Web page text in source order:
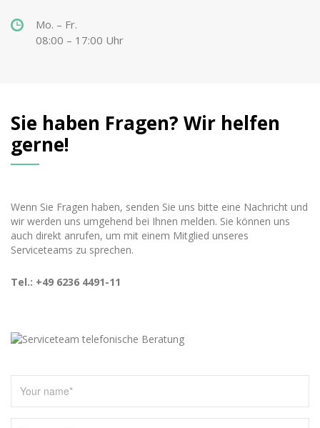
Mo. – Fr.
08:00 – 17:00 Uhr
Sie haben Fragen? Wir helfen
gerne!
Wenn Sie Fragen haben, senden Sie uns bitte eine Nachricht und
wir werden uns umgehend bei Ihnen melden. Sie können uns
auch direkt anrufen, um mit einem Mitglied unseres
Serviceteams zu sprechen.
Tel.: +49 6236 4491-11